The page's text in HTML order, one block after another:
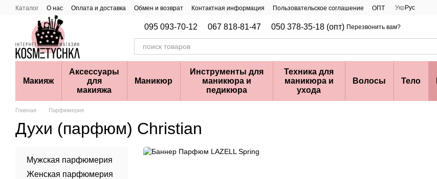
Перейти к основному контенту
Каталог О нас Оплата и доставка Обмен и возврат Контактная информация Пользовательское соглашение ОПТ Укр Рус
095 093-70-12 067 818-81-47 050 378-35-18 (опт) Перезвонить вам?
Макияж
Аксессуары
для
макияжа
Маникюр
Инструменты для
маникюра и
педикюра
Техника для
маникюра и
ухода
Волосы Тело
Главная Парфюмерия
Духи (парфюм) Christian
Мужская парфюмерия
Женская парфюмерия